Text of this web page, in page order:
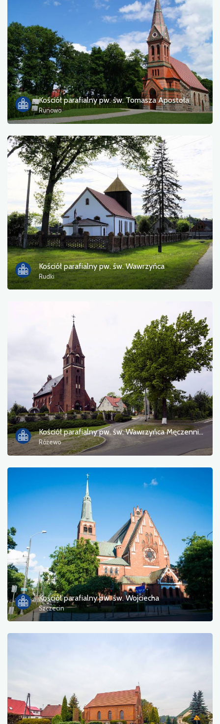
Kościół parafialny pw. św. Tomasza Apostoła
Runowo
Kościół parafialny pw. św. Wawrzyńca
Rudki
Kościół parafialny pw. św. Wawrzyńca Męczennika
Różewo
Kościół parafialny pw. św. Wojciecha
Szczecin
Zdjęcia
Inne
sortuj
Zastosuj